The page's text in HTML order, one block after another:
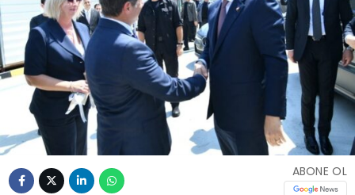
ABONE OL